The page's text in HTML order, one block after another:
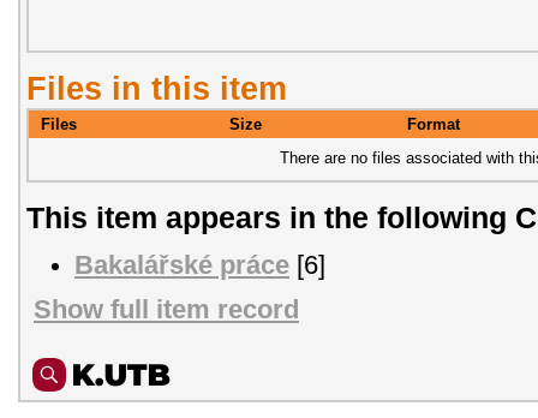
Files in this item
Files Size
Format
There are no files associated with
This item appears in the following
Bakalářské práce [6]
Show full item record